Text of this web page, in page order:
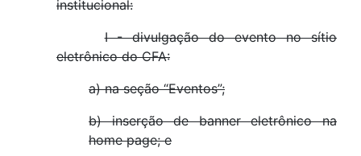
institucional:
I - divulgação do evento no sítio
eletrônico do CFA:
a) na seção “Eventos”;
b) inserção de banner eletrônico na
home page; e